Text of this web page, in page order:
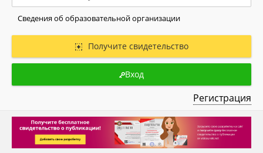
Сведения об образовательной организации
Получите свидетельство
Вход
Регистрация